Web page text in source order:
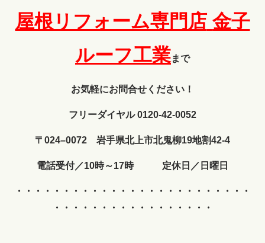
屋根リフォーム専門店 金子
ルーフ工業まで
お気軽にお問合せください！
フリーダイヤル 0120-42-0052
〒024–0072 岩手県北上市北鬼柳19地割42-4
電話受付／10時～17時 定休日／日曜日
・・・・・・・・・・・・
・・・・・・・・・・・・・
・・・・・・・・・・・・・・・・・